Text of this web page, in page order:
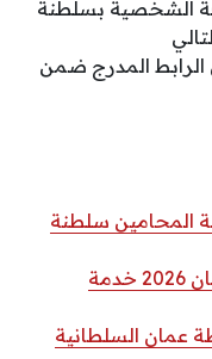
الشخصية بسلطنة
المدرج ضمن
المحامين سلطنة
أرقام بريد عمان في سلطنة عمان 2026 خدمة
عمان السلطانية